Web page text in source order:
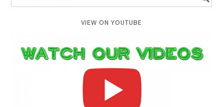
VIEW ON YOUTUBE